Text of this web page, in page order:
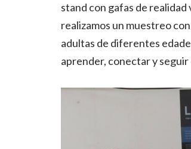
stand con gafas de
realizamos un muestreo
adultas de diferentes
aprender, conectar y